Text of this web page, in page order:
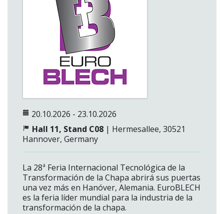
20.10.2026 - 23.10.2026
Hall 11, Stand C08 | Hermesallee, 30521
Hannover, Germany
La 28ª Feria Internacional Tecnológica de la
Transformación de la Chapa abrirá sus puertas
una vez más en Hanóver, Alemania. EuroBLECH
es la feria líder mundial para la industria de la
transformación de la chapa.